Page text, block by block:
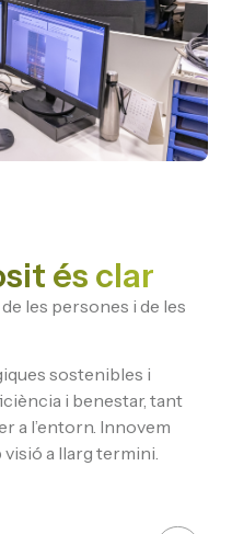
és clar
les persones i de les
sostenibles i
i benestar, tant
a l’entorn. Innovem
a llarg termini.